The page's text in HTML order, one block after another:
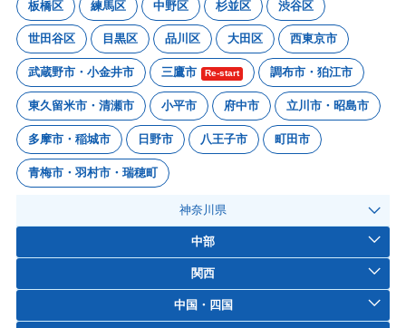
板橋区 練馬区 中野区 杉並区 渋谷区
世田谷区 目黒区 品川区 大田区 西東京市
武蔵野市・小金井市 三鷹市 Re-start 調布市・狛江市
東久留米市・清瀬市 小平市 府中市 立川市・昭島市
多摩市・稲城市 日野市 八王子市 町田市
青梅市・羽村市・瑞穂町
神奈川県
中部
関西
中国・四国